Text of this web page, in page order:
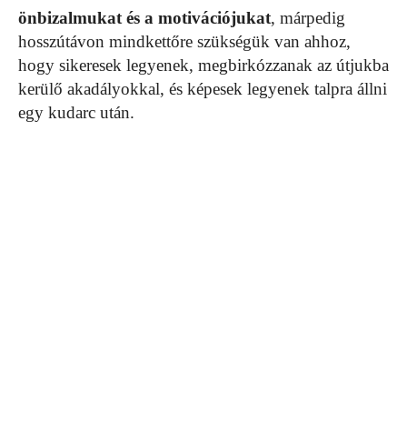
önbizalmukat és a motivációjukat, márpedig
hosszútávon mindkettőre szükségük van ahhoz,
hogy sikeresek legyenek, megbirkózzanak az útjukba
kerülő akadályokkal, és képesek legyenek talpra állni
egy kudarc után.